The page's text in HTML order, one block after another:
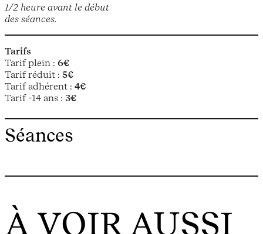
1/2 heure avant le début
des séances.
Tarifs
Tarif plein : 6€
Tarif réduit : 5€
Tarif adhérent : 4€
Tarif -14 ans : 3€
Séances
À VOIR AUSSI